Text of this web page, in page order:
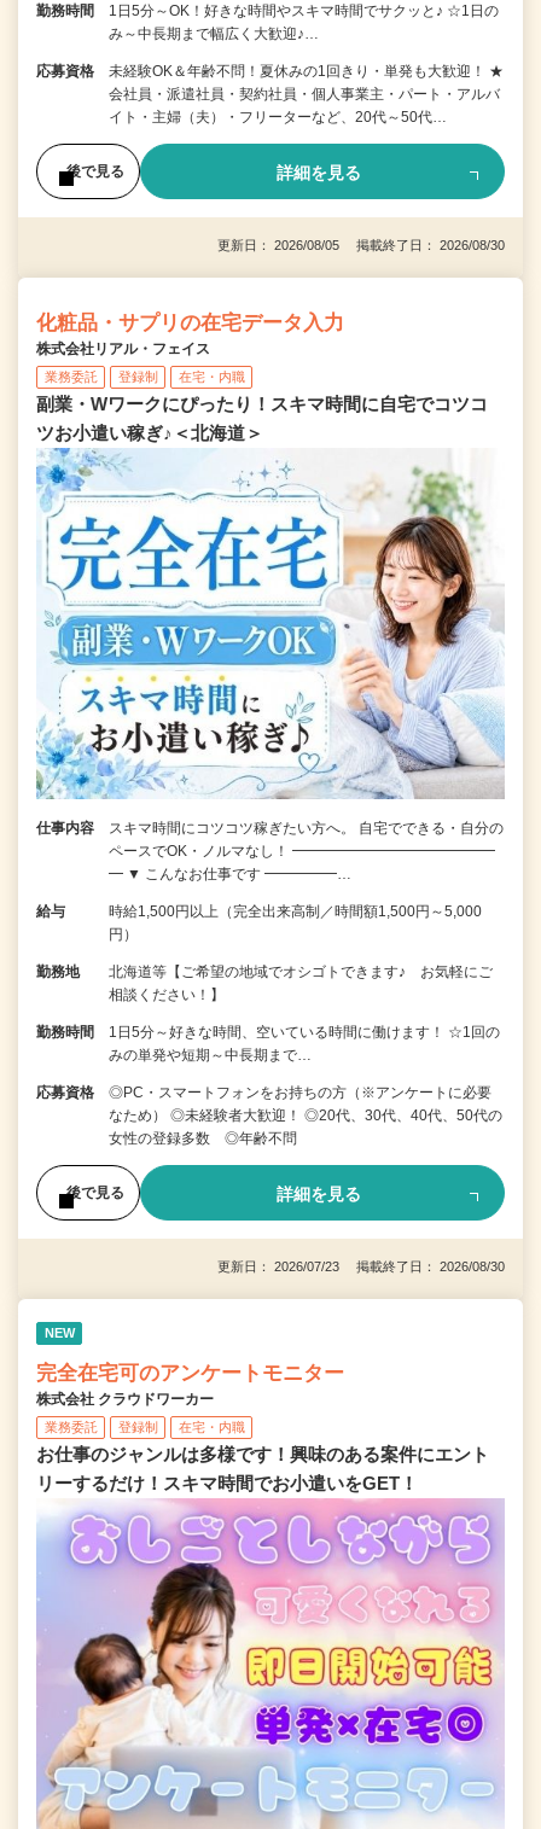
勤務時間
1日5分～OK！好きな時間やスキマ時間でサクッと♪ ☆1日の
み～中長期まで幅広く大歓迎♪…
応募資格
未経験OK＆年齢不問！夏休みの1回きり・単発も大歓迎！ ★
会社員・派遣社員・契約社員・個人事業主・パート・アルバ
イト・主婦（夫）・フリーターなど、20代～50代…
後で見る 詳細を見る
更新日： 2026/08/05 掲載終了日： 2026/08/30
化粧品・サプリの在宅データ入力
株式会社リアル・フェイス
業務委託 登録制 在宅・内職
副業・Wワークにぴったり！スキマ時間に自宅でコツコ
ツお小遣い稼ぎ♪＜北海道＞
仕事内容
スキマ時間にコツコツ稼ぎたい方へ。 自宅でできる・自分の
ペースでOK・ノルマなし！ ━━━━━━━━━━━━━━
━ ▼ こんなお仕事です ━━━━━…
給与
時給1,500円以上（完全出来高制／時間額1,500円～5,000
円）
勤務地
北海道等【ご希望の地域でオシゴトできます♪ お気軽にご
相談ください！】
勤務時間
1日5分～好きな時間、空いている時間に働けます！ ☆1回の
みの単発や短期～中長期まで…
応募資格
◎PC・スマートフォンをお持ちの方（※アンケートに必要
なため） ◎未経験者大歓迎！ ◎20代、30代、40代、50代の
女性の登録多数 ◎年齢不問
後で見る 詳細を見る
更新日： 2026/07/23 掲載終了日： 2026/08/30
NEW
完全在宅可のアンケートモニター
株式会社 クラウドワーカー
業務委託 登録制 在宅・内職
お仕事のジャンルは多様です！興味のある案件にエント
リーするだけ！スキマ時間でお小遣いをGET！